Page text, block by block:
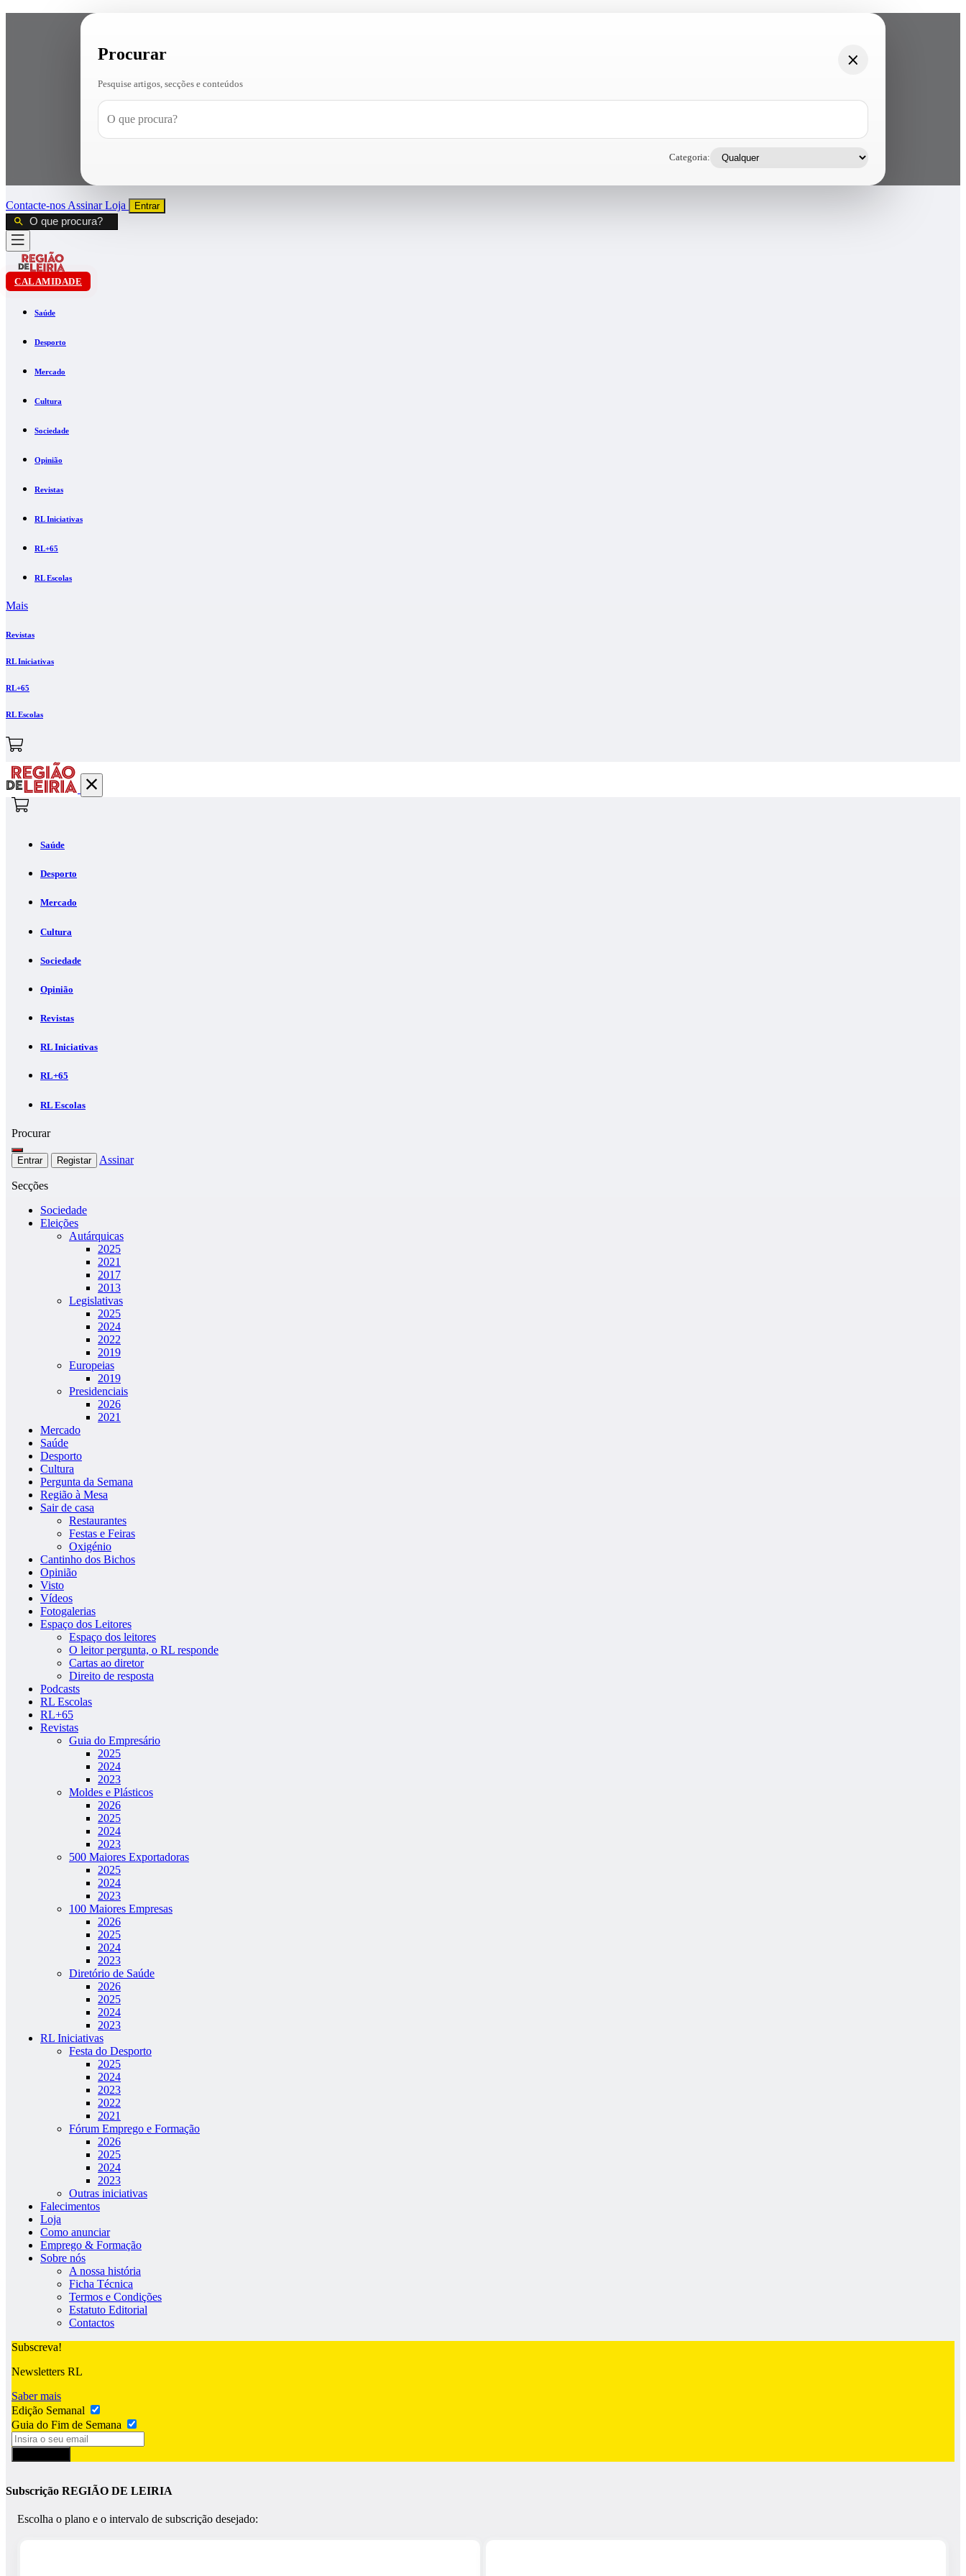
Procurar
Pesquise artigos, secções e conteúdos
Categoria:
Contacte-nos AssinarLoja Entrar
CALAMIDADE
Saúde
Desporto
Mercado
Cultura
Sociedade
Opinião
Revistas
RL Iniciativas
RL+65
RL Escolas
Mais
Revistas
RL Iniciativas
RL+65
RL Escolas
Saúde
Desporto
Mercado
Cultura
Sociedade
Opinião
Revistas
RL Iniciativas
RL+65
RL Escolas
Procurar
Entrar Registar Assinar
Secções
Sociedade
Eleições
Autárquicas
2025
2021
2017
2013
Legislativas
2025
2024
2022
2019
Europeias
2019
Presidenciais
2026
2021
Mercado
Saúde
Desporto
Cultura
Pergunta da Semana
Região à Mesa
Sair de casa
Restaurantes
Festas e Feiras
Oxigénio
Cantinho dos Bichos
Opinião
Visto
Vídeos
Fotogalerias
Espaço dos Leitores
Espaço dos leitores
O leitor pergunta, o RL responde
Cartas ao diretor
Direito de resposta
Podcasts
RL Escolas
RL+65
Revistas
Guia do Empresário
2025
2024
2023
Moldes e Plásticos
2026
2025
2024
2023
500 Maiores Exportadoras
2025
2024
2023
100 Maiores Empresas
2026
2025
2024
2023
Diretório de Saúde
2026
2025
2024
2023
RL Iniciativas
Festa do Desporto
2025
2024
2023
2022
2021
Fórum Emprego e Formação
2026
2025
2024
2023
Outras iniciativas
Falecimentos
Loja
Como anunciar
Emprego & Formação
Sobre nós
A nossa história
Ficha Técnica
Termos e Condições
Estatuto Editorial
Contactos
Subscreva!
Newsletters RL
Saber mais
Edição Semanal
Guia do Fim de Semana
Subscrição REGIÃO DE LEIRIA
Escolha o plano e o intervalo de subscrição desejado: